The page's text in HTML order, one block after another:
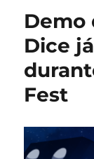
Demo
Dice
Fest